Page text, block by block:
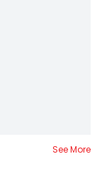
See More